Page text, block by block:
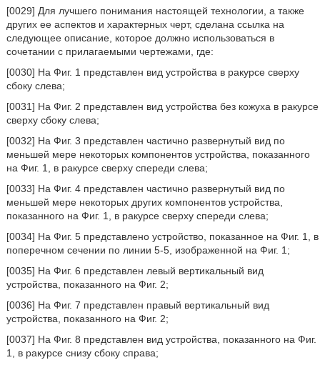
[0029] Для лучшего понимания настоящей технологии, а также
других ее аспектов и характерных черт, сделана ссылка на
следующее описание, которое должно использоваться в
сочетании с прилагаемыми чертежами, где:
[0030] На Фиг. 1 представлен вид устройства в ракурсе сверху
сбоку слева;
[0031] На Фиг. 2 представлен вид устройства без кожуха в ракурсе
сверху сбоку слева;
[0032] На Фиг. 3 представлен частично развернутый вид по
меньшей мере некоторых компонентов устройства, показанного
на Фиг. 1, в ракурсе сверху спереди слева;
[0033] На Фиг. 4 представлен частично развернутый вид по
меньшей мере некоторых других компонентов устройства,
показанного на Фиг. 1, в ракурсе сверху спереди слева;
[0034] На Фиг. 5 представлено устройство, показанное на Фиг. 1, в
поперечном сечении по линии 5-5, изображенной на Фиг. 1;
[0035] На Фиг. 6 представлен левый вертикальный вид
устройства, показанного на Фиг. 2;
[0036] На Фиг. 7 представлен правый вертикальный вид
устройства, показанного на Фиг. 2;
[0037] На Фиг. 8 представлен вид устройства, показанного на Фиг.
1, в ракурсе снизу сбоку справа;